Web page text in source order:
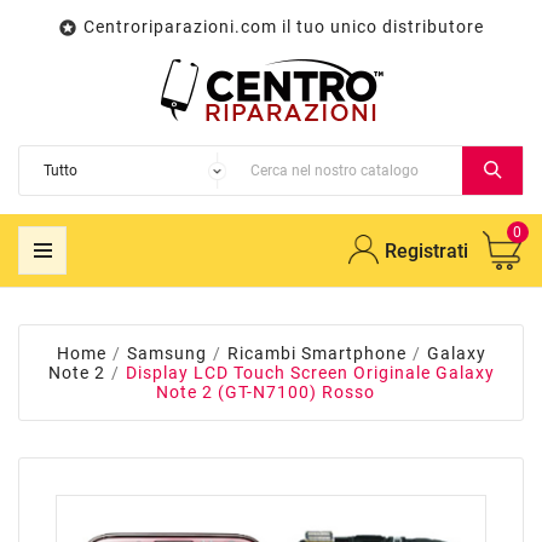
 Centroriparazioni.com il tuo unico distributore
Registrati
0
Home Samsung Ricambi Smartphone
Galaxy
Note 2
Display LCD Touch Screen Originale Galaxy
Note 2 (GT-N7100) Rosso